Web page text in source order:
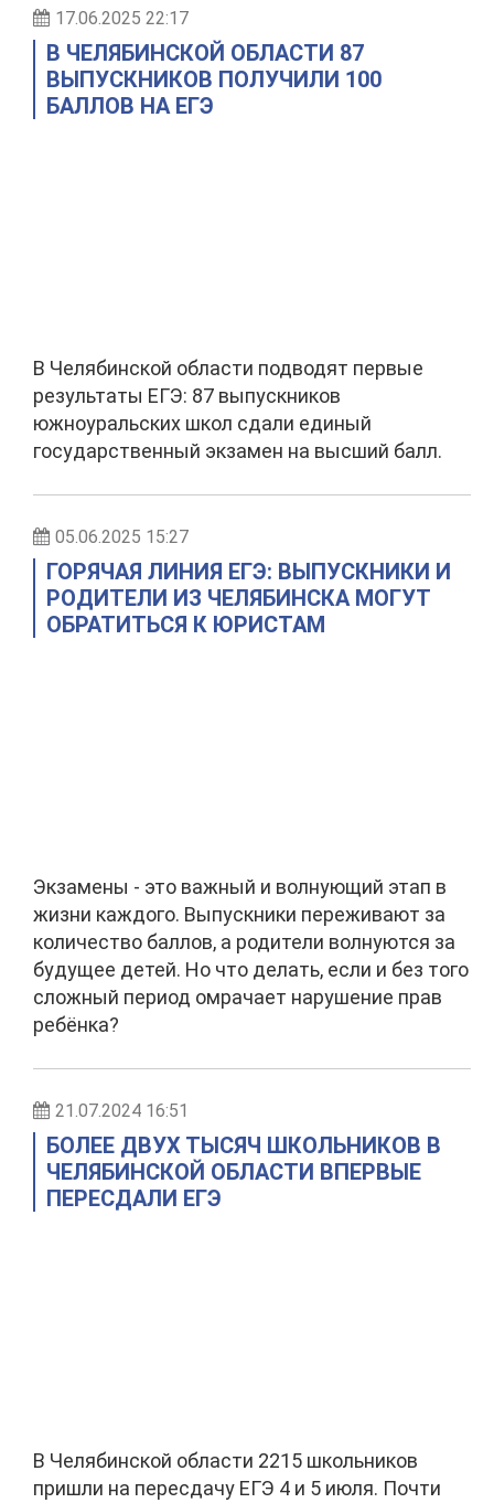
17.06.2025 22:17
В ЧЕЛЯБИНСКОЙ ОБЛАСТИ 87
ВЫПУСКНИКОВ ПОЛУЧИЛИ 100
БАЛЛОВ НА ЕГЭ
В Челябинской области подводят первые
результаты ЕГЭ: 87 выпускников
южноуральских школ сдали единый
государственный экзамен на высший балл.
05.06.2025 15:27
ГОРЯЧАЯ ЛИНИЯ ЕГЭ: ВЫПУСКНИКИ И
РОДИТЕЛИ ИЗ ЧЕЛЯБИНСКА МОГУТ
ОБРАТИТЬСЯ К ЮРИСТАМ
Экзамены - это важный и волнующий этап в
жизни каждого. Выпускники переживают за
количество баллов, а родители волнуются за
будущее детей. Но что делать, если и без того
сложный период омрачает нарушение прав
ребёнка?
21.07.2024 16:51
БОЛЕЕ ДВУХ ТЫСЯЧ ШКОЛЬНИКОВ В
ЧЕЛЯБИНСКОЙ ОБЛАСТИ ВПЕРВЫЕ
ПЕРЕСДАЛИ ЕГЭ
В Челябинской области 2215 школьников
пришли на пересдачу ЕГЭ 4 и 5 июля. Почти